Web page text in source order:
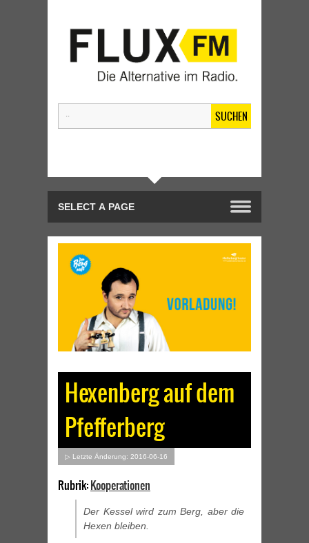
SUCHEN
Hexenberg auf dem
Pfefferberg
▷ Letzte Änderung: 2016-06-16
Rubrik:Kooperationen
Der Kessel wird zum Berg, aber die
Hexen bleiben.